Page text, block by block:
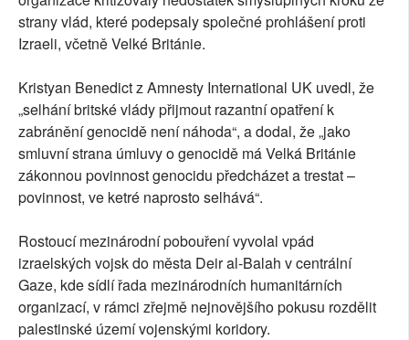
strany vlád, které podepsaly společné prohlášení proti
Izraeli, včetně Velké Británie.
Kristyan Benedict z Amnesty International UK uvedl, že
„selhání britské vlády přijmout razantní opatření k
zabránění genocidě není náhoda“, a dodal, že „jako
smluvní strana úmluvy o genocidě má Velká Británie
zákonnou povinnost genocidu předcházet a trestat –
povinnost, ve ketré naprosto selhává“.
Rostoucí mezinárodní pobouření vyvolal vpád
izraelských vojsk do města Deir al-Balah v centrální
Gaze, kde sídlí řada mezinárodních humanitárních
organizací, v rámci zřejmě nejnovějšího pokusu rozdělit
palestinské území vojenskými koridory.